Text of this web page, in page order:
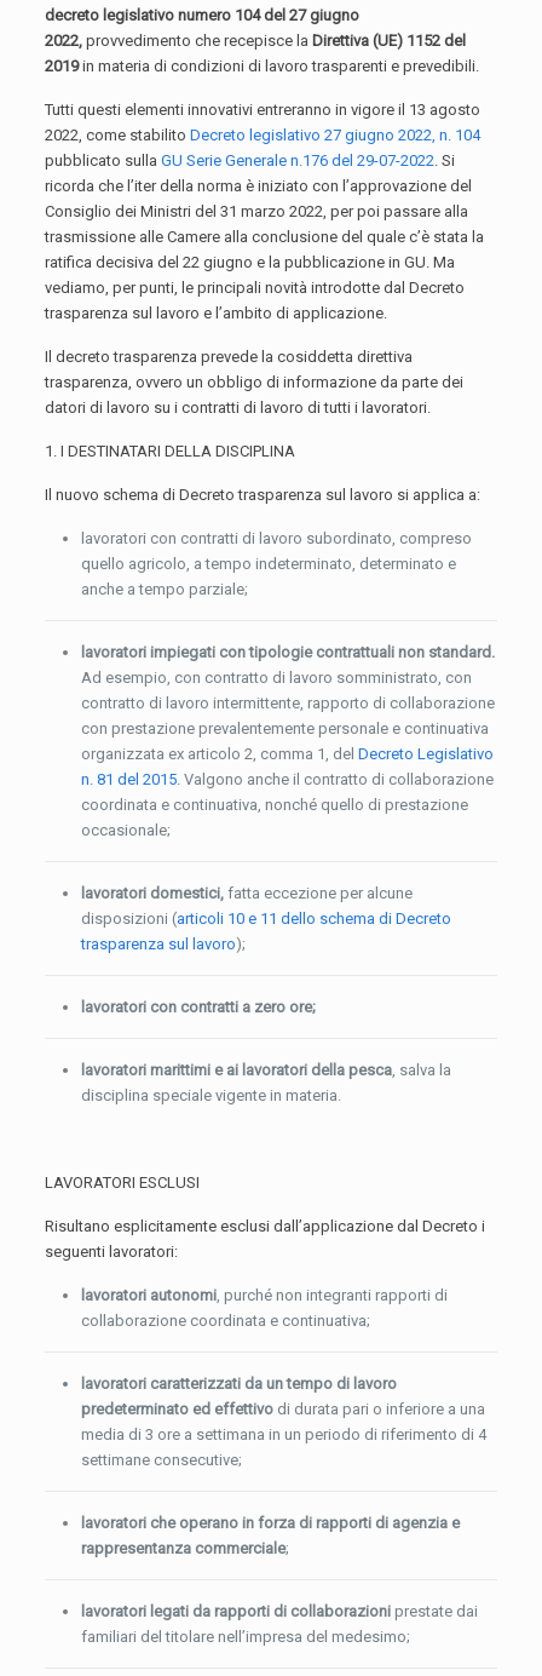
decreto legislativo numero 104 del 27 giugno
2022, provvedimento che recepisce la Direttiva (UE) 1152 del
2019in materia di condizioni di lavoro trasparenti e prevedibili.
Tutti questi elementi innovativi entreranno in vigore il 13 agosto
2022, come stabilitoDecreto legislativo 27 giugno 2022, n. 104
pubblicato sullaGU Serie Generale n.176 del 29-07-2022. Si
ricorda che l’iter della norma è iniziato con l’approvazione del
Consiglio dei Ministri del 31 marzo 2022, per poi passare alla
trasmissione alle Camere alla conclusione del quale c’è stata la
ratifica decisiva del 22 giugno e la pubblicazione in GU. Ma
vediamo, per punti, le principali novità introdotte dal Decreto
trasparenza sul lavoro e l’ambito di applicazione.
Il decreto trasparenza prevede la cosiddetta direttiva
trasparenza, ovvero un obbligo di informazione da parte dei
datori di lavoro su i contratti di lavoro di tutti i lavoratori.
1. I DESTINATARI DELLA DISCIPLINA
Il nuovo schema di Decreto trasparenza sul lavoro si applica a:
lavoratori con contratti di lavoro subordinato, compreso
quello agricolo, a tempo indeterminato, determinato e
anche a tempo parziale;
lavoratori impiegati con tipologie contrattuali non standard.
Ad esempio, con contratto di lavoro somministrato, con
contratto di lavoro intermittente, rapporto di collaborazione
con prestazione prevalentemente personale e continuativa
organizzata ex articolo 2, comma 1, delDecreto Legislativo
n. 81 del 2015. Valgono anche il contratto di collaborazione
coordinata e continuativa, nonché quello di prestazione
occasionale;
lavoratori domestici, fatta eccezione per alcune
disposizioni (articoli 10 e 11 dello schema di Decreto
trasparenza sul lavoro);
lavoratori con contratti a zero ore;
lavoratori marittimi e ai lavoratori della pesca, salva la
disciplina speciale vigente in materia.
LAVORATORI ESCLUSI
Risultano esplicitamente esclusi dall’applicazione dal Decreto i
seguenti lavoratori:
lavoratori autonomi, purché non integranti rapporti di
collaborazione coordinata e continuativa;
lavoratori caratterizzati da un tempo di lavoro
predeterminato ed effettivo di durata pari o inferiore a una
media di 3 ore a settimana in un periodo di riferimento di 4
settimane consecutive;
lavoratori che operano in forza di rapporti di agenzia e
rappresentanza commerciale;
lavoratori legati da rapporti di collaborazioni prestate dai
familiari del titolare nell’impresa del medesimo;